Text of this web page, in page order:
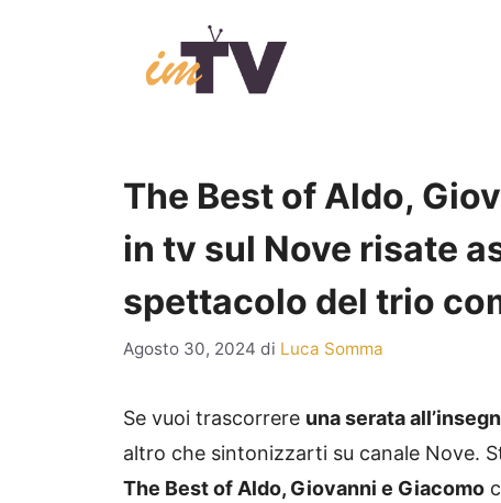
The Best of Aldo,
in tv sul Nove risate
spettacolo del trio
Agosto 30, 2024 di Luca Somma
Se vuoi trascorrere una serata
altro che sintonizzarti su canale Nove.
The Best of Aldo, Giovanni e Giacomo